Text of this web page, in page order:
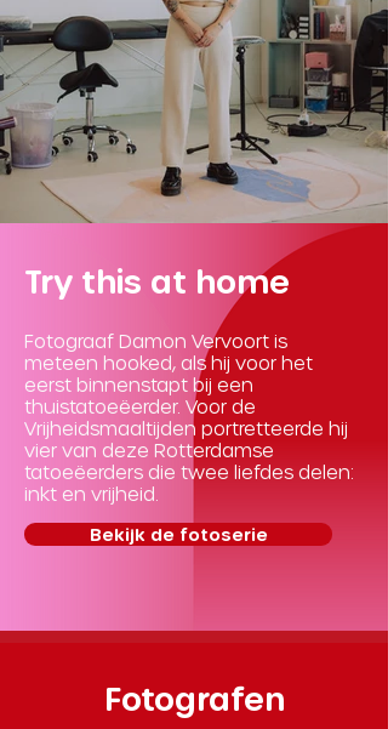
Try this at home
Fotograaf Damon Vervoort is
meteen hooked, als hij voor het
eerst binnenstapt bij een
thuistatoeëerder. Voor de
Vrijheidsmaaltijden portretteerde hij
vier van deze Rotterdamse
tatoeëerders die twee liefdes delen:
inkt en vrijheid.
Bekijk de fotoserie
Fotografen